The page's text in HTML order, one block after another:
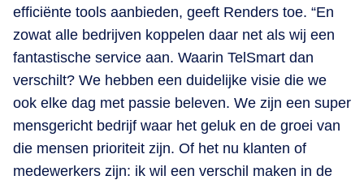
efficiënte tools aanbieden, geeft Renders toe. “En
zowat alle bedrijven koppelen daar net als wij een
fantastische service aan. Waarin TelSmart dan
verschilt? We hebben een duidelijke visie die we
ook elke dag met passie beleven. We zijn een super
mensgericht bedrijf waar het geluk en de groei van
die mensen prioriteit zijn. Of het nu klanten of
medewerkers zijn: ik wil een verschil maken in de